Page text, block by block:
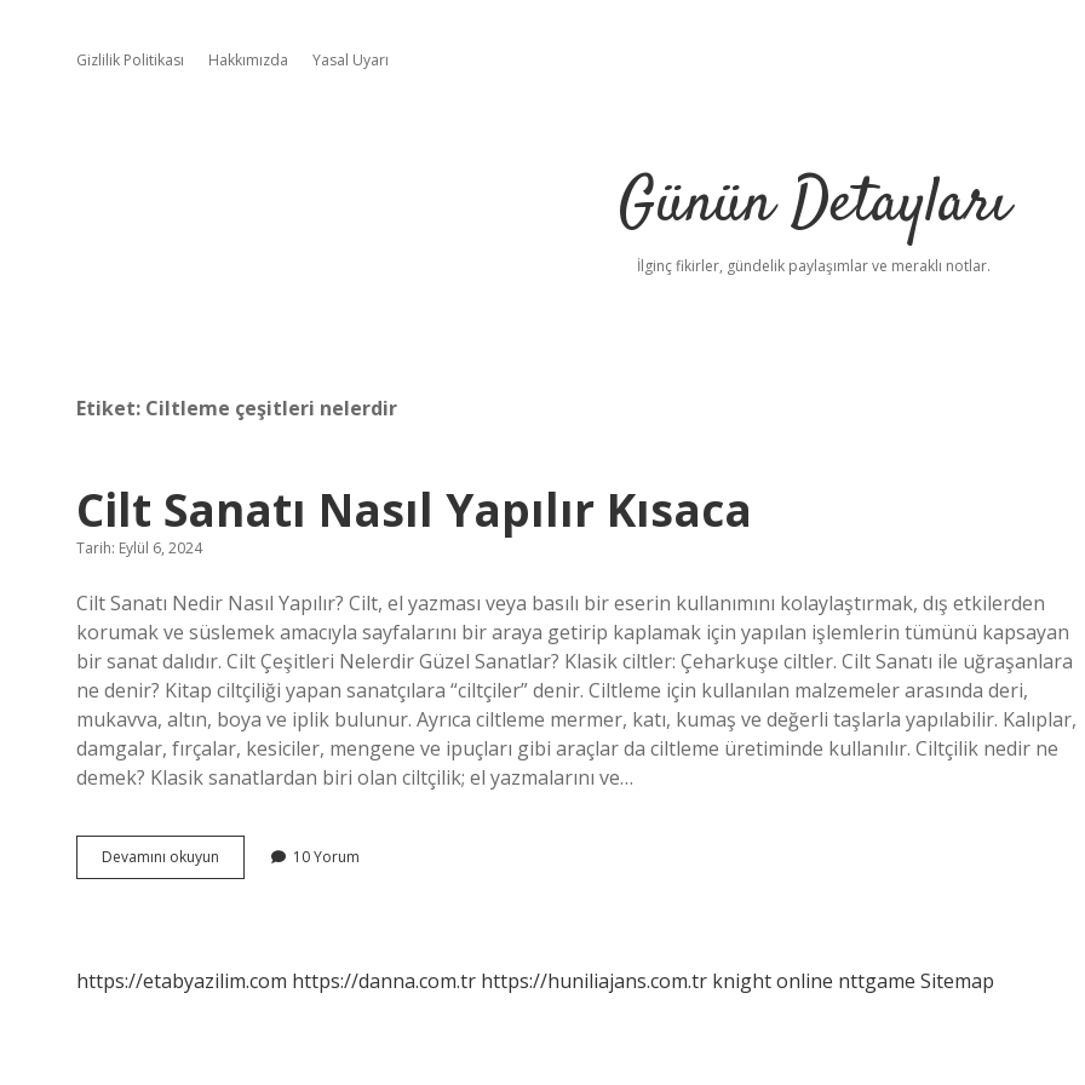
Gizlilik Politikası Hakkımızda Yasal Uyarı
Günün Detayları
İlginç fikirler, gündelik paylaşımlar ve meraklı notlar.
Etiket: Ciltleme çeşitleri nelerdir
Cilt Sanatı Nasıl Yapılır Kısaca
Tarih: Eylül 6, 2024
Cilt Sanatı Nedir Nasıl Yapılır? Cilt, el yazması veya basılı bir eserin kullanımını kolaylaştırmak, dış etkilerden
korumak ve süslemek amacıyla sayfalarını bir araya getirip kaplamak için yapılan işlemlerin tümünü kapsayan
bir sanat dalıdır. Cilt Çeşitleri Nelerdir Güzel Sanatlar? Klasik ciltler: Çeharkuşe ciltler. Cilt Sanatı ile uğraşanlara
ne denir? Kitap ciltçiliği yapan sanatçılara “ciltçiler” denir. Ciltleme için kullanılan malzemeler arasında deri,
mukavva, altın, boya ve iplik bulunur. Ayrıca ciltleme mermer, katı, kumaş ve değerli taşlarla yapılabilir. Kalıplar,
damgalar, fırçalar, kesiciler, mengene ve ipuçları gibi araçlar da ciltleme üretiminde kullanılır. Ciltçilik nedir ne
demek? Klasik sanatlardan biri olan ciltçilik; el yazmalarını ve…
Devamını okuyun
Sanatı
10 Yorum
https://etabyazilim.com https://danna.com.tr https://huniliajans.com.tr knight online nttgame Sitemap